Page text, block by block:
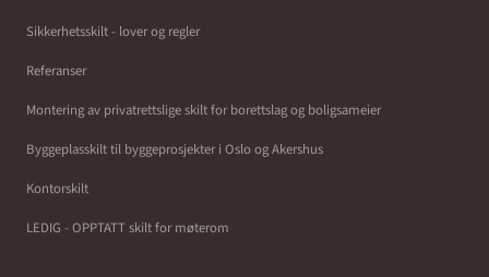
Sikkerhetsskilt - lover og regler
Referanser
Montering av privatrettslige skilt for borettslag og boligsameier
Byggeplasskilt til byggeprosjekter i Oslo og Akershus
Kontorskilt
LEDIG - OPPTATT skilt for møterom